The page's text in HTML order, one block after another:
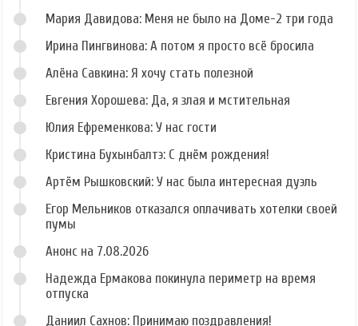
Мария Давидова: Меня не было на Доме-2 три года
Ирина Пингвинова: А потом я просто всё бросила
Алёна Савкина: Я хочу стать полезной
Евгения Хорошева: Да, я злая и мстительная
Юлия Ефременкова: У нас гости
Кристина Бухынбалтэ: С днём рождения!
Артём Рышковский: У нас была интересная дуэль
Егор Мельников отказался оплачивать хотелки своей
пумы
Анонс на 7.08.2026
Надежда Ермакова покинула периметр на время
отпуска
Даниил Сахнов: Принимаю поздравления!